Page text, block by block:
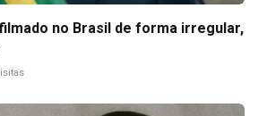
filmado no Brasil de forma irregular,